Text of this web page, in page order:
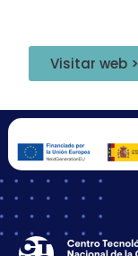
Visitar web >